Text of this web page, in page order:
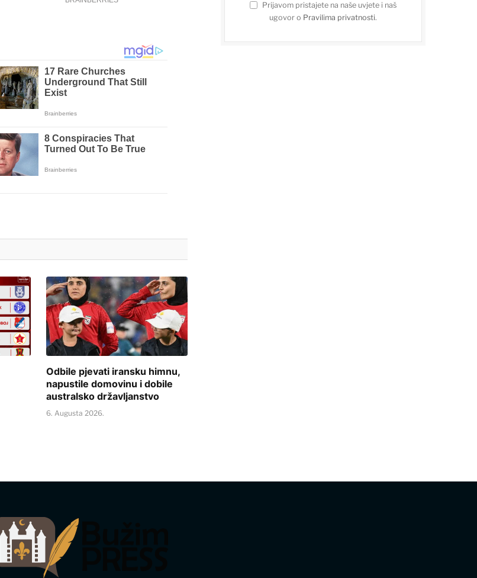
Odbile pjevati iransku himnu,
napustile domovinu i dobile
australsko državljanstvo
6. Augusta 2026.
Prijavom pristajete na naše uvjete i naš
ugovor o Pravilima privatnosti.